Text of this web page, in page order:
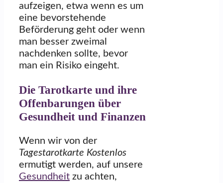
aufzeigen, etwa wenn es um
eine bevorstehende
Beförderung geht oder wenn
man besser zweimal
nachdenken sollte, bevor
man ein Risiko eingeht.
Die Tarotkarte und ihre
Offenbarungen über
Gesundheit und Finanzen
Wenn wir von der
Tagestarotkarte Kostenlos
ermutigt werden, auf unsere
Gesundheit zu achten,